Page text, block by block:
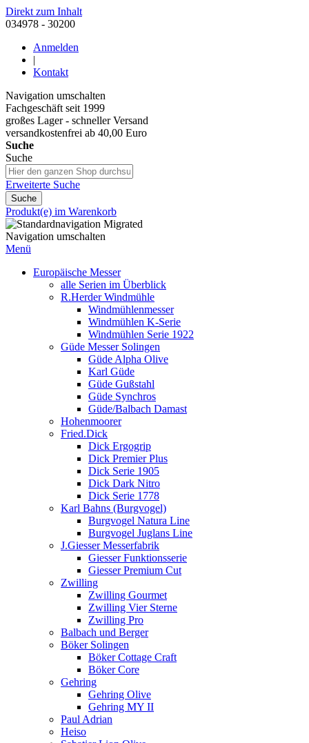
Direkt zum Inhalt
034978 - 30200
Anmelden
|
Kontakt
Navigation umschalten
Fachgeschäft seit 1999
großes Lager - schneller Versand
versandkostenfrei ab 40,00 Euro
Suche
Suche
Erweiterte Suche
Suche
Produkt(e) im Warenkorb
Navigation umschalten
Menü
Europäische Messer
alle Serien im Überblick
R.Herder Windmühle
Windmühlenmesser
Windmühlen K-Serie
Windmühlen Serie 1922
Güde Messer Solingen
Güde Alpha Olive
Karl Güde
Güde Gußstahl
Güde Synchros
Güde/Balbach Damast
Hohenmoorer
Fried.Dick
Dick Ergogrip
Dick Premier Plus
Dick Serie 1905
Dick Dark Nitro
Dick Serie 1778
Karl Bahns (Burgvogel)
Burgvogel Natura Line
Burgvogel Juglans Line
J.Giesser Messerfabrik
Giesser Funktionsserie
Giesser Premium Cut
Zwilling
Zwilling Gourmet
Zwilling Vier Sterne
Zwilling Pro
Balbach und Berger
Böker Solingen
Böker Cottage Craft
Böker Core
Gehring
Gehring Olive
Gehring MY II
Paul Adrian
Heiso